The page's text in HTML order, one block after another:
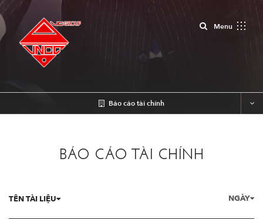
MenuClose
Báo cáo tài chính
BÁO CÁO TÀI CHÍNH
TÊN TÀI LIỆU NGÀY